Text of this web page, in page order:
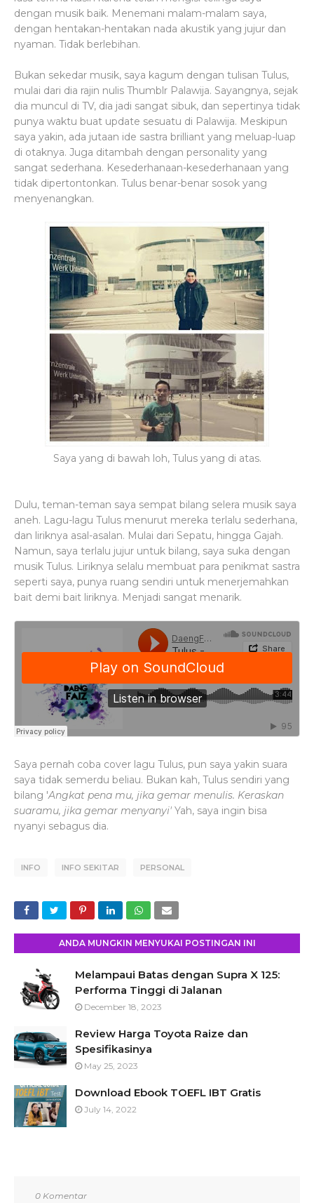
dengan musik baik. Menemani malam-malam saya,
dengan hentakan-hentakan nada akustik yang jujur dan
nyaman. Tidak berlebihan.
Bukan sekedar musik, saya kagum dengan tulisan Tulus,
mulai dari dia rajin nulis Thumblr Palawija. Sayangnya, sejak
dia muncul di TV, dia jadi sangat sibuk, dan sepertinya tidak
punya waktu buat update sesuatu di Palawija. Meskipun
saya yakin, ada jutaan ide sastra brilliant yang meluap-luap
di otaknya. Juga ditambah dengan personality yang
sangat sederhana. Kesederhanaan-kesederhanaan yang
tidak dipertontonkan. Tulus benar-benar sosok yang
menyenangkan.
Saya yang di bawah loh, Tulus yang di atas.
Dulu, teman-teman saya sempat bilang selera musik saya
aneh. Lagu-lagu Tulus menurut mereka terlalu sederhana,
dan liriknya asal-asalan. Mulai dari Sepatu, hingga Gajah.
Namun, saya terlalu jujur untuk bilang, saya suka dengan
musik Tulus. Liriknya selalu membuat para penikmat sastra
seperti saya, punya ruang sendiri untuk menerjemahkan
bait demi bait liriknya. Menjadi sangat menarik.
Saya pernah coba cover lagu Tulus, pun saya yakin suara
saya tidak semerdu beliau. Bukan kah, Tulus sendiri yang
bilang 'Angkat pena mu, jika gemar menulis. Keraskan
suaramu, jika gemar menyanyi' Yah, saya ingin bisa
nyanyi sebagus dia.
INFO INFO SEKITAR PERSONAL
ANDA MUNGKIN MENYUKAI POSTINGAN INI
Melampaui Batas dengan Supra X 125:
Performa Tinggi di Jalanan
December 18, 2023
Review Harga Toyota Raize dan
Spesifikasinya
May 25, 2023
Download Ebook TOEFL IBT Gratis
July 14, 2022
0 Komentar